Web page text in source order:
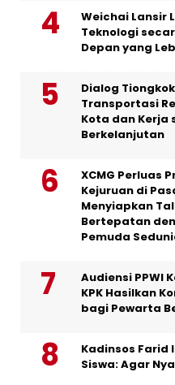
Weichai Lansir
Teknologi
Depan yang
Dialog
Transportasi
Kota dan Kerja
Berkelanjutan
XCMG Perluas
Kejuruan di
Menyiapkan
Bertepatan
Pemuda
Audiensi PPWI
KPK Hasilkan
bagi Pewarta
Kadinsos Farid
Siswa: Agar